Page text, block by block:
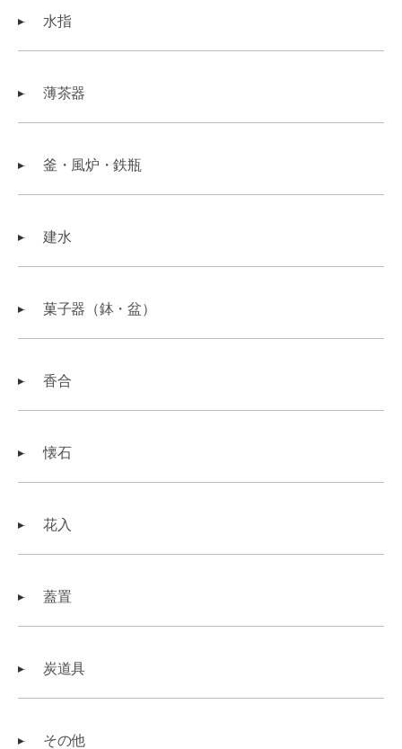
水指
薄茶器
釜・風炉・鉄瓶
建水
菓子器（鉢・盆）
香合
懐石
花入
蓋置
炭道具
その他